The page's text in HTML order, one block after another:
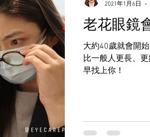
老花眼鏡
大約40歲就會開
比一般人更長、
早找上你！
2021年1月6日